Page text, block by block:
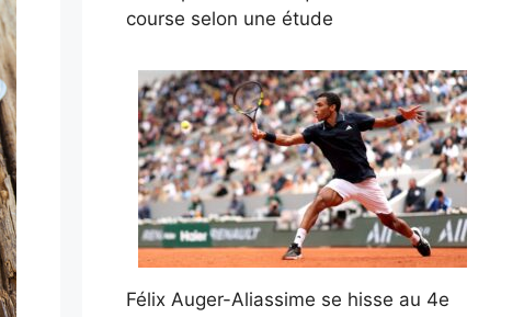
course selon une étude
Félix Auger-Aliassime se hisse au 4e